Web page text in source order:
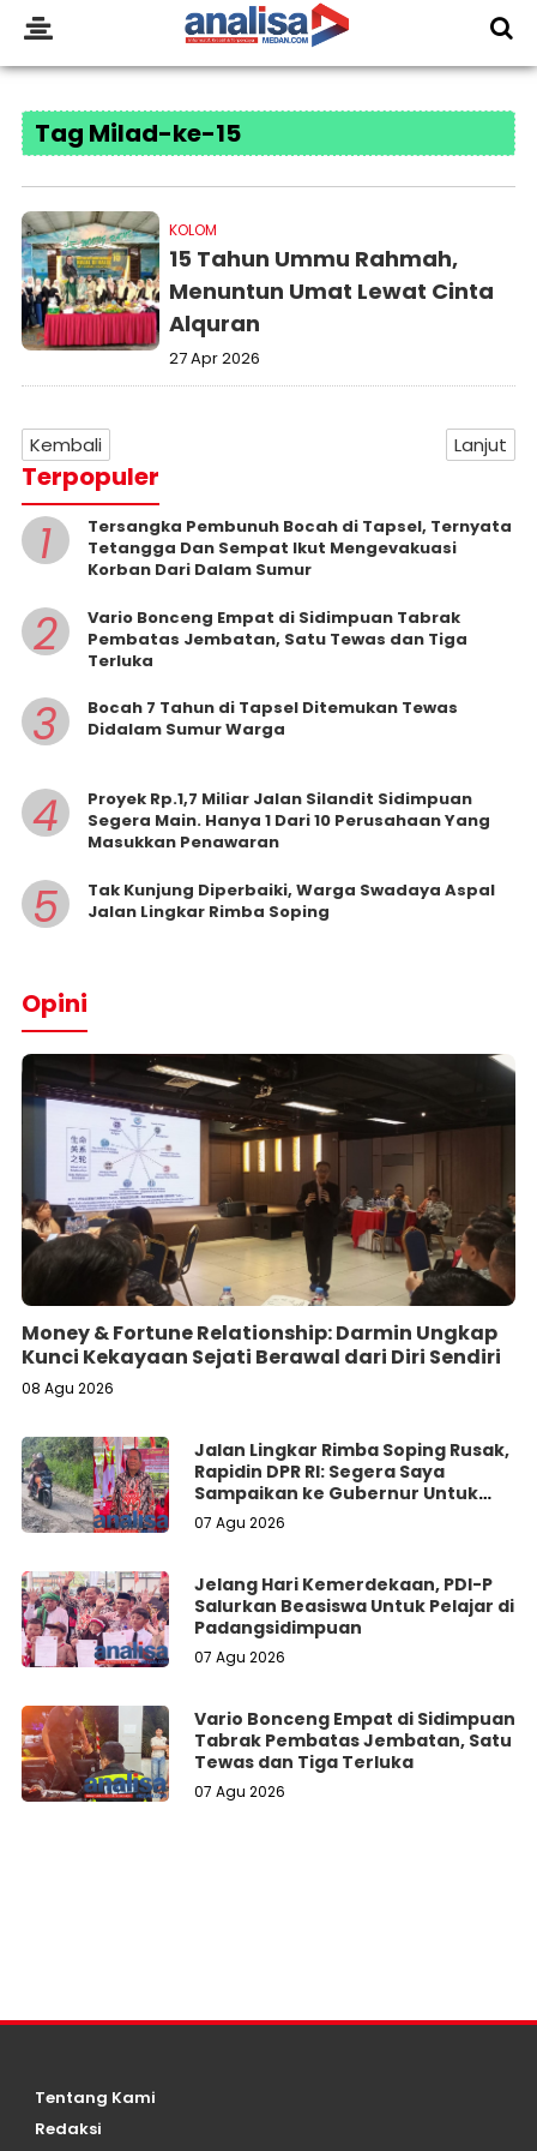
Tag Milad-ke-15
KOLOM
15 Tahun Ummu Rahmah,
Menuntun Umat Lewat Cinta
Alquran
27 Apr 2026
Kembali Lanjut
Terpopuler
1
Tersangka Pembunuh Bocah di Tapsel, Ternyata
Tetangga Dan Sempat Ikut Mengevakuasi
Korban Dari Dalam Sumur
2
Vario Bonceng Empat di Sidimpuan Tabrak
Pembatas Jembatan, Satu Tewas dan Tiga
Terluka
3
Bocah 7 Tahun di Tapsel Ditemukan Tewas
Didalam Sumur Warga
4
Proyek Rp.1,7 Miliar Jalan Silandit Sidimpuan
Segera Main. Hanya 1 Dari 10 Perusahaan Yang
Masukkan Penawaran
5
Tak Kunjung Diperbaiki, Warga Swadaya Aspal
Jalan Lingkar Rimba Soping
Opini
Money & Fortune Relationship: Darmin Ungkap
Kunci Kekayaan Sejati Berawal dari Diri Sendiri
08 Agu 2026
Jalan Lingkar Rimba Soping Rusak,
Rapidin DPR RI: Segera Saya
Sampaikan ke Gubernur Untuk
Perbaikan
07 Agu 2026
Jelang Hari Kemerdekaan, PDI-P
Salurkan Beasiswa Untuk Pelajar di
Padangsidimpuan
07 Agu 2026
Vario Bonceng Empat di Sidimpuan
Tabrak Pembatas Jembatan, Satu
Tewas dan Tiga Terluka
07 Agu 2026
Tentang Kami
Redaksi